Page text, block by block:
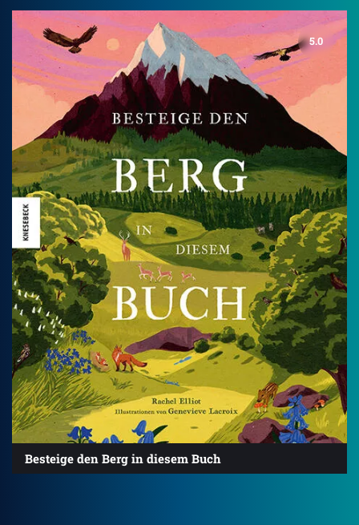
5.0
Besteige den Berg in diesem Buch